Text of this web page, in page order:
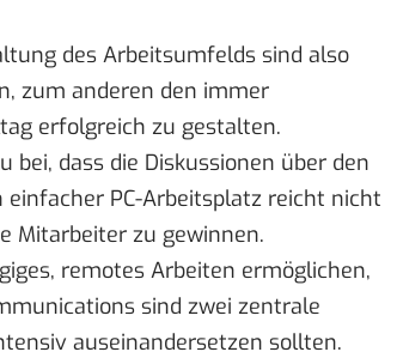
des Arbeitsumfelds sind also
zum anderen den immer
erfolgreich zu gestalten.
dass die Diskussionen über den
PC-Arbeitsplatz reicht nicht
Mitarbeiter zu gewinnen.
remotes Arbeiten ermöglichen,
sind zwei zentrale
auseinandersetzen sollten.